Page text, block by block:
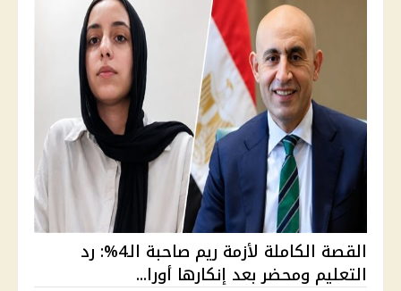
القصة الكاملة لأزمة ريم صاحبة الـ4%: رد
التعليم ومحضر بعد إنكارها أورا...